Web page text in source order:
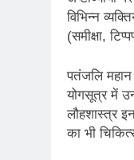
विभिन्न
(समीक्षा,
पतंजलि
योगसूत्र में
लौहशास्त्र
का भी